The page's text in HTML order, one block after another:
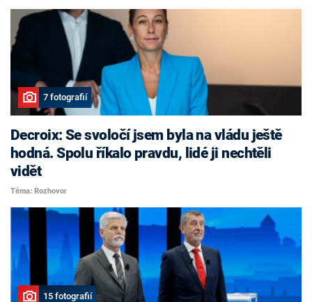
7 fotografií
Decroix: Se svoločí jsem byla na vládu ještě
hodná. Spolu říkalo pravdu, lidé ji nechtěli
vidět
Téma: Rozhovor
15 fotografií